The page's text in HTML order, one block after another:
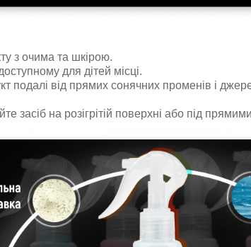
з очима та шкірою.
для дітей місці.
подалі від прямих сонячних променів і
засіб на розігрітій поверхні або під